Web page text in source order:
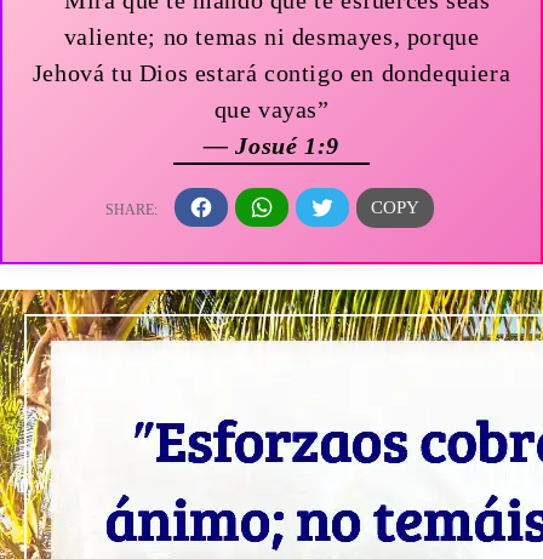
valiente; no temas ni desmayes, porque
Jehová tu Dios estará contigo en dondequiera
que vayas”
— Josué 1:9